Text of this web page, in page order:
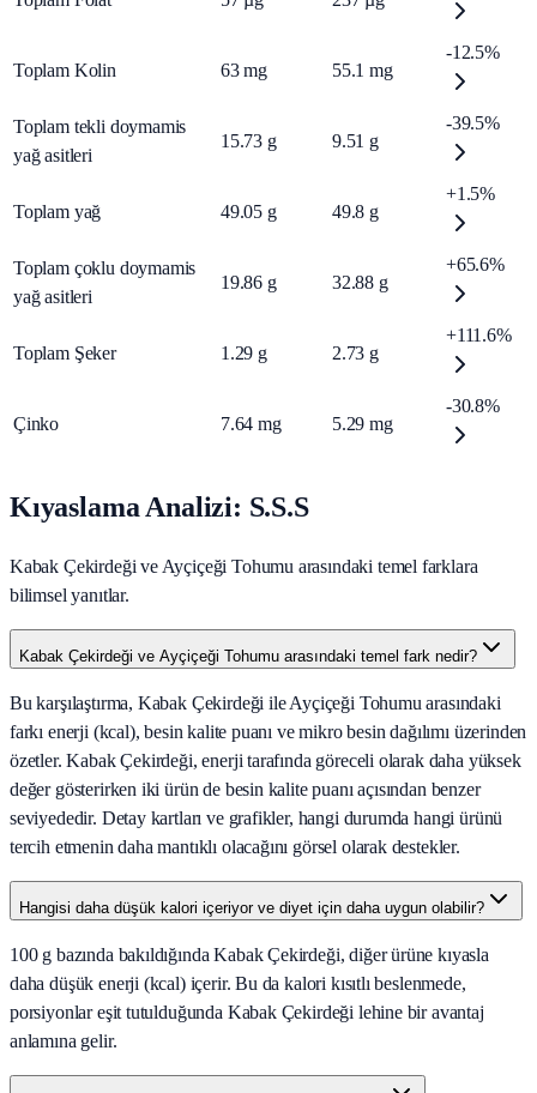
Toplam Kolin 63 mg 55.1 mg
-12.5%
Toplam tekli doymamis
yağ asitleri
15.73 g 9.51 g
-39.5%
Toplam yağ 49.05 g 49.8 g
+1.5%
Toplam çoklu doymamis
yağ asitleri
19.86 g 32.88 g
+65.6%
Toplam Şeker 1.29 g 2.73 g
+111.6%
Çinko 7.64 mg 5.29 mg
-30.8%
Kıyaslama Analizi: S.S.S
Kabak Çekirdeği ve Ayçiçeği Tohumu arasındaki temel farklara
bilimsel yanıtlar.
Kabak Çekirdeği ve Ayçiçeği Tohumu arasındaki temel fark nedir?
Bu karşılaştırma, Kabak Çekirdeği ile Ayçiçeği Tohumu arasındaki
farkı enerji (kcal), besin kalite puanı ve mikro besin dağılımı üzerinden
özetler. Kabak Çekirdeği, enerji tarafında göreceli olarak daha yüksek
değer gösterirken iki ürün de besin kalite puanı açısından benzer
seviyededir. Detay kartları ve grafikler, hangi durumda hangi ürünü
tercih etmenin daha mantıklı olacağını görsel olarak destekler.
Hangisi daha düşük kalori içeriyor ve diyet için daha uygun olabilir?
100 g bazında bakıldığında Kabak Çekirdeği, diğer ürüne kıyasla
daha düşük enerji (kcal) içerir. Bu da kalori kısıtlı beslenmede,
porsiyonlar eşit tutulduğunda Kabak Çekirdeği lehine bir avantaj
anlamına gelir.